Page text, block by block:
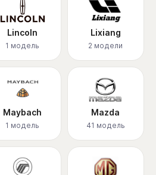
Lincoln
1 модель
Lixiang
2 модели
Maybach
1 модель
Mazda
41 модель